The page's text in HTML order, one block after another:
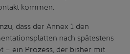
kommen.
dass der Annex 1 den
nach spätestens
– ein Prozess, der bisher mit